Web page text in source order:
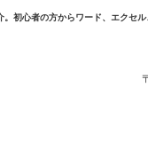
初心者の方からワード、エクセ